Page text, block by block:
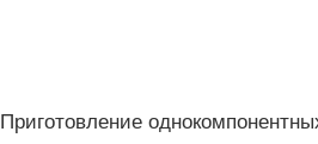
Приготовление